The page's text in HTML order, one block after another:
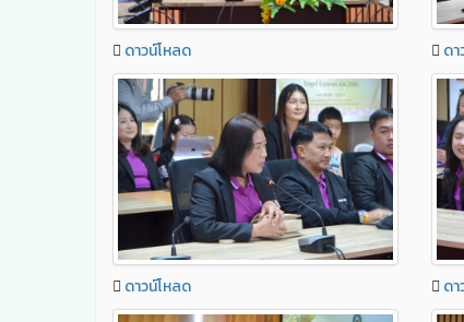
ดาวน์โหลด ด
ดาวน์โหลด ด